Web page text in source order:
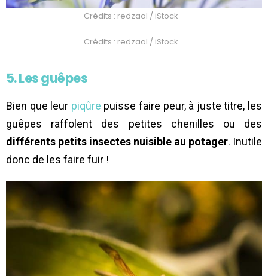
Crédits : redzaal / iStock
Crédits : redzaal / iStock
5. Les guêpes
Bien que leur piqûre puisse faire peur, à juste titre, les
guêpes raffolent des petites chenilles ou des
différents petits insectes nuisible au potager. Inutile
donc de les faire fuir !